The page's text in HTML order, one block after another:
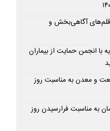
قلم‌های آگاهی‌بخش و
با انجمن حمایت از بیماران
و معدن به مناسبت روز
به مناسبت فرارسیدن روز